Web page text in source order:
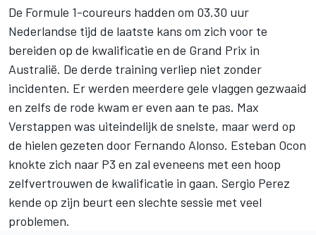
De Formule 1-coureurs hadden om 03.30 uur
Nederlandse tijd de laatste kans om zich voor te
bereiden op de kwalificatie en de Grand Prix in
Australië. De derde training verliep niet zonder
incidenten. Er werden meerdere gele vlaggen gezwaaid
en zelfs de rode kwam er even aan te pas. Max
Verstappen was uiteindelijk de snelste, maar werd op
de hielen gezeten door Fernando Alonso. Esteban Ocon
knokte zich naar P3 en zal eveneens met een hoop
zelfvertrouwen de kwalificatie in gaan. Sergio Perez
kende op zijn beurt een slechte sessie met veel
problemen.